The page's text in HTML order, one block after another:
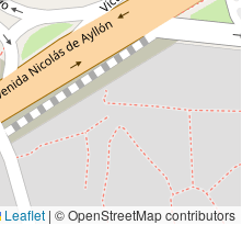
Leaflet | © OpenStreetMap contributors